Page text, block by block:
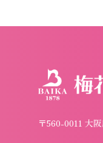
〒560-0011 大